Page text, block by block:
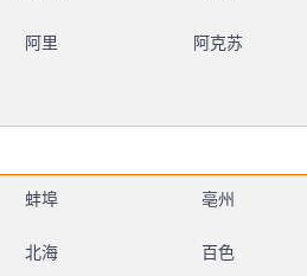
阿里 阿克苏
蚌埠 亳州
北海 百色